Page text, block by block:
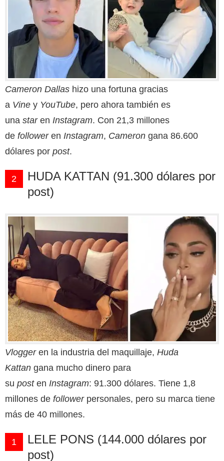
Cameron Dallas hizo una fortuna gracias
a Vine y YouTube, pero ahora también es
una staren Instagram. Con 21,3 millones
de followeren Instagram, Cameron gana 86.600
dólares por post.
2
HUDA KATTAN (91.300 dólares por
post)
Vloggeren la industria del maquillaje, Huda
Kattan gana mucho dinero para
su posten Instagram: 91.300 dólares. Tiene 1,8
millones de followerpersonales, pero su marca tiene
más de 40 millones.
1
LELE PONS (144.000 dólares por
post)